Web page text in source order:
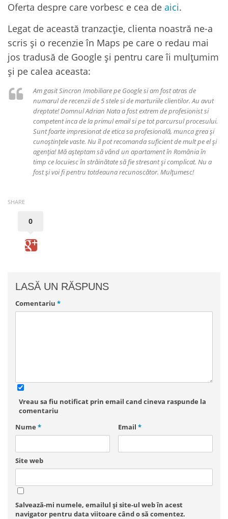
Oferta despre care vorbesc e cea de aici.
Legat de această tranzacție, clienta noastră ne-a
scris și o recenzie în Maps pe care o redau mai
jos tradusă de Google și pentru care îi mulțumim
și pe calea aceasta:
Am gasit Sincron Imobiliare pe Google si am fost atras de
numarul de recenzii de 5 stele si de marturiile clientilor. Au avut
dreptate! Domnul Adrian Nata a fost extrem de profesionist si
competent inca de la primul email si pe tot parcursul procesului.
Sunt foarte impresionat de etica sa profesională, munca grea și
cunoștințele vaste. Nu îl pot recomanda suficient de mult pe el și
agenția! Mă așteptam să vând un apartament în România în
timp ce locuiesc în străinătate să fie stresant și complicat. Nu a
fost și voi fi pentru totdeauna recunoscător. Mulțumesc!
SHARE
0
LASĂ UN RĂSPUNS
Comentariu *
Vreau sa fiu notificat prin email cand cineva raspunde la
comentariu
Nume * Email *
Site web
Salvează-mi numele, emailul și site-ul web în acest
navigator pentru data viitoare când o să comentez.